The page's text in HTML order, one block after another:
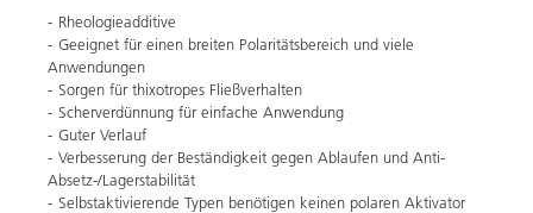
Rheologieadditive
Geeignet für einen breiten Polaritätsbereich und viele
Anwendungen
Sorgen für thixotropes Fließverhalten
Scherverdünnung für einfache Anwendung
Guter Verlauf
Verbesserung der Beständigkeit gegen Ablaufen und Anti-
Absetz-/Lagerstabilität
Selbstaktivierende Typen benötigen keinen polaren Aktivator